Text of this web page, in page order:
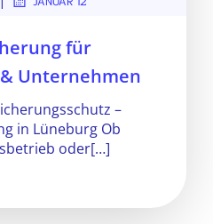
für
Unternehmen
–
in Lüneburg Ob
oder[…]